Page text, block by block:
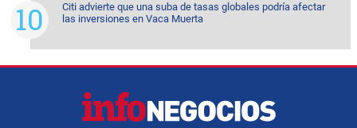
Citi advierte que una suba de tasas globales podría afectar
las inversiones en Vaca Muerta